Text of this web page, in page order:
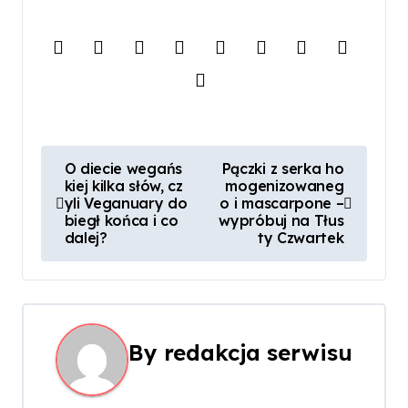
a
i
g
a
O diecie wegańs
kiej kilka słów, cz
yli Veganuary do
biegł końca i co
dalej?
Pączki z serka ho
mogenizowaneg
o i mascarpone –
wypróbuj na Tłus
ty Czwartek
By redakcja serwisu